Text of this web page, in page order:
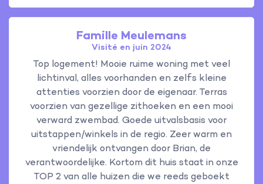
Famille Meulemans
Visité en juin 2024
Top logement! Mooie ruime woning met veel
lichtinval, alles voorhanden en zelfs kleine
attenties voorzien door de eigenaar. Terras
voorzien van gezellige zithoeken en een mooi
verward zwembad. Goede uitvalsbasis voor
uitstappen/winkels in de regio. Zeer warm en
vriendelijk ontvangen door Brian, de
verantwoordelijke. Kortom dit huis staat in onze
TOP 2 van alle huizen die we reeds geboekt